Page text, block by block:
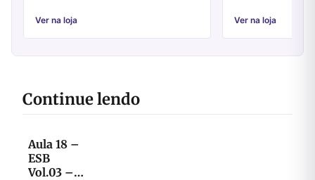
Ver na loja Ver na loja
Continue lendo
Aula 18 –
ESB
Vol.03 –